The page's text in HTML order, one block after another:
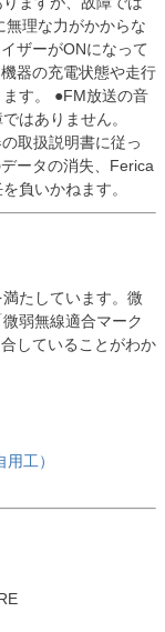
無理な力がかからな
ザーがONになって
器の充電状態や走行
す。 ●FM放送の音
はありません。
取扱説明書に従っ
ータの消失、Ferica
負いかねます。
たしています。微
弱無線適合マーク
していることがわか
工）